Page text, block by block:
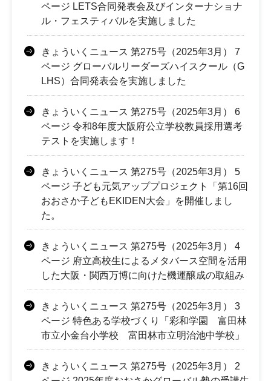
ページ LETS合同発表会及びインターナショナ
ル・フェスティバルを実施しました
きょういくニュース 第275号（2025年3月） 7
ページ グローバルリーダーズハイスクール（G
LHS）合同発表会を実施しました
きょういくニュース 第275号（2025年3月） 6
ページ 令和8年度大阪府公立学校教員採用選考
テストを実施します！
きょういくニュース 第275号（2025年3月） 5
ページ 子ども元気アッププロジェクト「第16回
おおさか子どもEKIDEN大会」を開催しまし
た。
きょういくニュース 第275号（2025年3月） 4
ページ 府立高校生によるメタバース空間を活用
した大阪・関西万博に向けた機運醸成の取組み
きょういくニュース 第275号（2025年3月） 3
ページ 特色ある学校づくり「彩和学園 富田林
市立小金台小学校 富田林市立明治池中学校」
きょういくニュース 第275号（2025年3月） 2